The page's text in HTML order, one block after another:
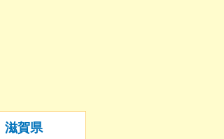
滋賀県